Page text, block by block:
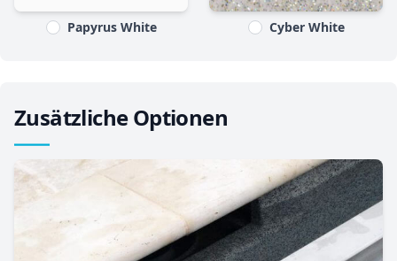
Papyrus White Cyber White
Zusätzliche Optionen